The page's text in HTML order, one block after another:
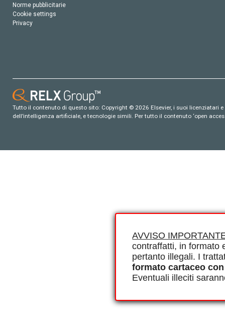
AVVISO
contraffatti, in formato
pertanto illegali. I
formato cartaceo
Eventuali illeciti
Norme pubblicitarie
Cookie settings
Privacy
Tutto il contenuto di questo sito: Copyright © 2026 Elsevier, i suoi
dell’intelligenza artificiale, e tecnologie simili. Per tutto il contenuto ‘open